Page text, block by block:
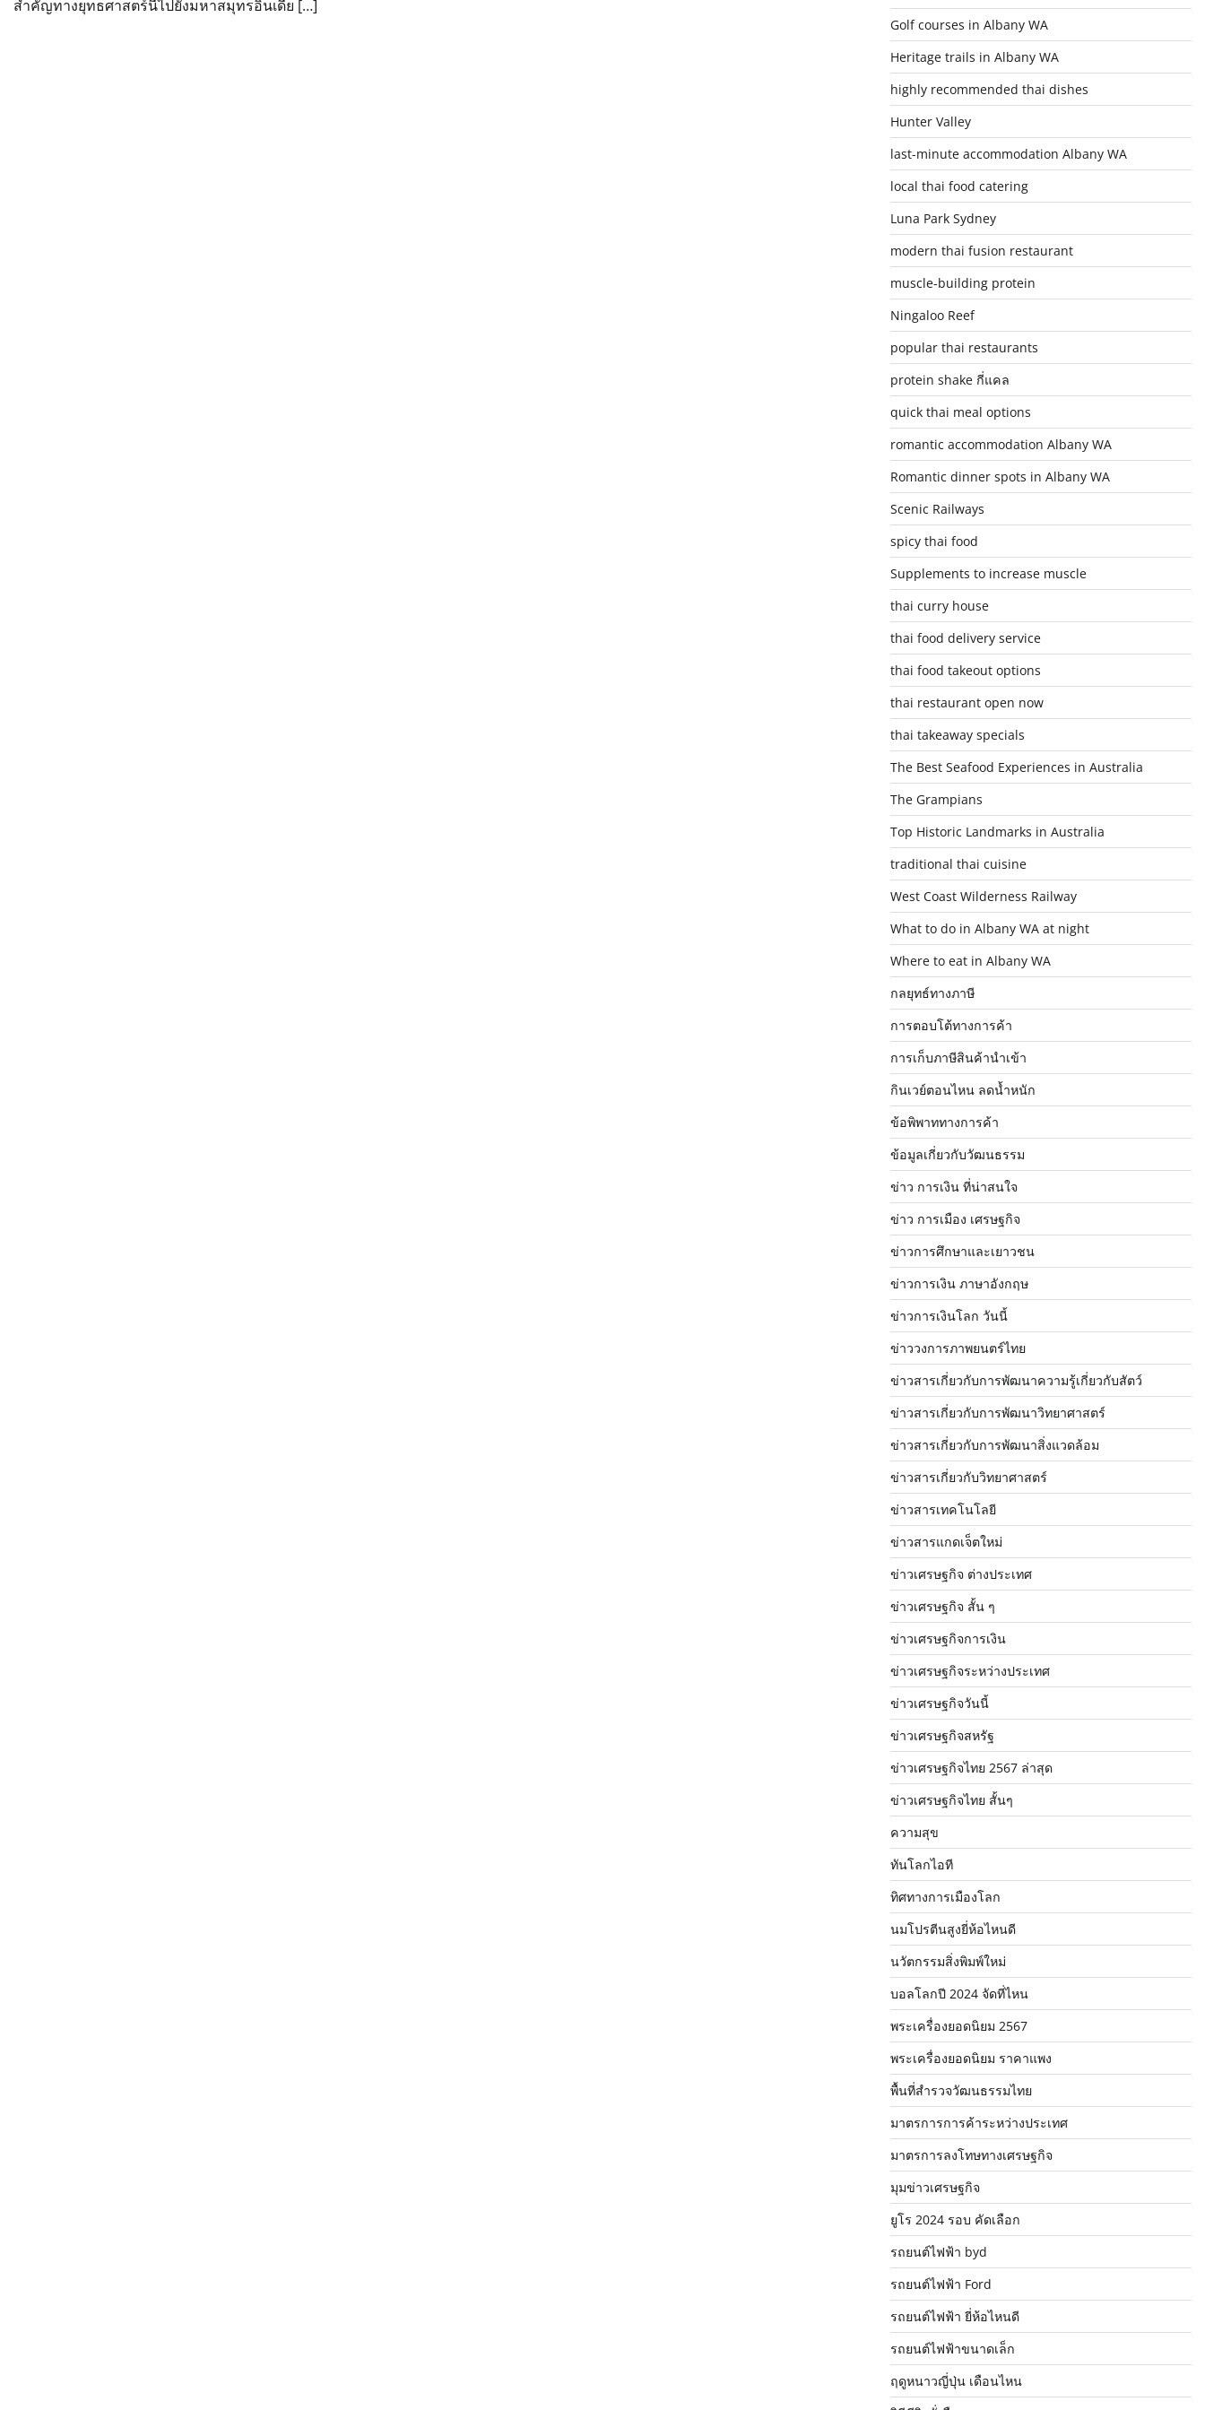
สำคัญทางยุทธศาสตร์นี้ไปยังมหาสมุทรอินเดีย […]
Golf courses in Albany WA
Heritage trails in Albany WA
highly recommended thai dishes
Hunter Valley
last-minute accommodation Albany WA
local thai food catering
Luna Park Sydney
modern thai fusion restaurant
muscle-building protein
Ningaloo Reef
popular thai restaurants
protein shake กี่แคล
quick thai meal options
romantic accommodation Albany WA
Romantic dinner spots in Albany WA
Scenic Railways
spicy thai food
Supplements to increase muscle
thai curry house
thai food delivery service
thai food takeout options
thai restaurant open now
thai takeaway specials
The Best Seafood Experiences in Australia
The Grampians
Top Historic Landmarks in Australia
traditional thai cuisine
West Coast Wilderness Railway
What to do in Albany WA at night
Where to eat in Albany WA
กลยุทธ์ทางภาษี
การตอบโต้ทางการค้า
การเก็บภาษีสินค้านำเข้า
กินเวย์ตอนไหน ลดน้ำหนัก
ข้อพิพาททางการค้า
ข้อมูลเกี่ยวกับวัฒนธรรม
ข่าว การเงิน ที่น่าสนใจ
ข่าว การเมือง เศรษฐกิจ
ข่าวการศึกษาและเยาวชน
ข่าวการเงิน ภาษาอังกฤษ
ข่าวการเงินโลก วันนี้
ข่าววงการภาพยนตร์ไทย
ข่าวสารเกี่ยวกับการพัฒนาความรู้เกี่ยวกับสัตว์
ข่าวสารเกี่ยวกับการพัฒนาวิทยาศาสตร์
ข่าวสารเกี่ยวกับการพัฒนาสิ่งแวดล้อม
ข่าวสารเกี่ยวกับวิทยาศาสตร์
ข่าวสารเทคโนโลยี
ข่าวสารแกดเจ็ตใหม่
ข่าวเศรษฐกิจ ต่างประเทศ
ข่าวเศรษฐกิจ สั้น ๆ
ข่าวเศรษฐกิจการเงิน
ข่าวเศรษฐกิจระหว่างประเทศ
ข่าวเศรษฐกิจวันนี้
ข่าวเศรษฐกิจสหรัฐ
ข่าวเศรษฐกิจไทย 2567 ล่าสุด
ข่าวเศรษฐกิจไทย สั้นๆ
ความสุข
ทันโลกไอที
ทิศทางการเมืองโลก
นมโปรตีนสูงยี่ห้อไหนดี
นวัตกรรมสิ่งพิมพ์ใหม่
บอลโลกปี 2024 จัดที่ไหน
พระเครื่องยอดนิยม 2567
พระเครื่องยอดนิยม ราคาแพง
พื้นที่สำรวจวัฒนธรรมไทย
มาตรการการค้าระหว่างประเทศ
มาตรการลงโทษทางเศรษฐกิจ
มุมข่าวเศรษฐกิจ
ยูโร 2024 รอบ คัดเลือก
รถยนต์ไฟฟ้า byd
รถยนต์ไฟฟ้า Ford
รถยนต์ไฟฟ้า ยี่ห้อไหนดี
รถยนต์ไฟฟ้าขนาดเล็ก
ฤดูหนาวญี่ปุ่น เดือนไหน